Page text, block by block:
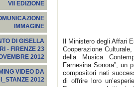
VII EDIZIONE
IMMAGINE
DI GISELLA
- FIRENZE 23
2012
VIDEO DA
2012
Il Ministero degli Affari
Cooperazione
della Musica
Farnesina Sonora”, un
compositori nati
di offrire loro